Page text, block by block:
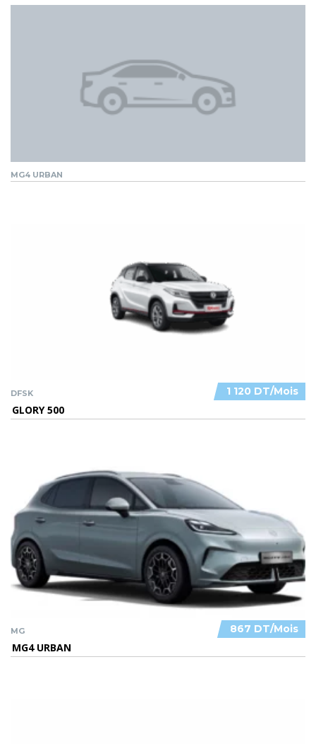
MG4 URBAN
1 120 DT/Mois
DFSK
GLORY 500
867 DT/Mois
MG
MG4 URBAN